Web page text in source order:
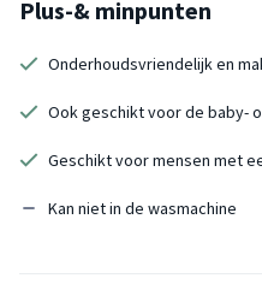
Plus-& minpunten
Onderhoudsvriendelijk en
Ook geschikt voor de baby-
Geschikt voor mensen met
Kan niet in de wasmachine